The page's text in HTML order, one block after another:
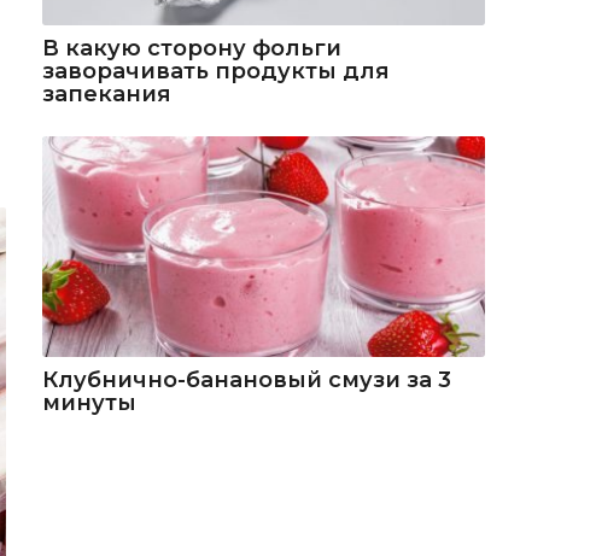
В какую сторону фольги
заворачивать продукты для
запекания
Клубнично-банановый смузи за 3
минуты